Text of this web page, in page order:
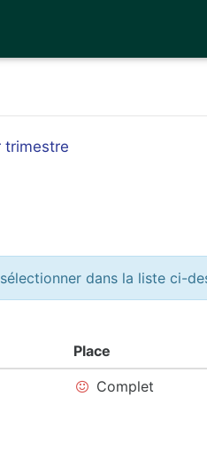
trimestre
dans la liste ci-
Place
Complet